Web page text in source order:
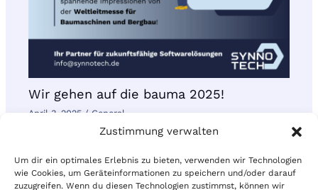
Zustimmung verwalten
Um dir ein optimales Erlebnis zu bieten, verwenden wir Technologien
wie Cookies, um Geräteinformationen zu speichern und/oder darauf
zuzugreifen. Wenn du diesen Technologien zustimmst, können wir
Wir gehen auf die bauma 2025!
April 3, 2025 / General